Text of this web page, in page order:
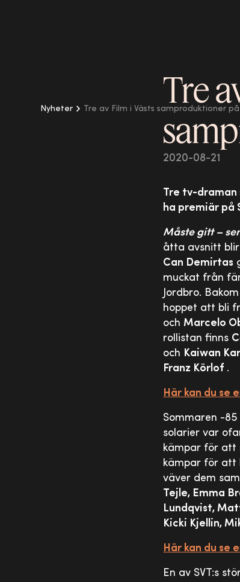
Nyheter Tre av Film i Västs samproduktioner på
Tre
2020-08-21
Tre tv-draman
ha premiär på
Måste gitt –
åtta avsnitt blir
Can Demirtas
muckat från
Jordbro.
hoppet att bli
ochMarcelo
rollistan finns
och Kaiwan
Franz Körlof .
Här kan du se
Sommaren -
solarier var
kämpar för att
kämpar för att
väver dem
Tejle, Emma
Lundqvist,
Kicki Kjellin,
Här kan du se
En av SVT:s